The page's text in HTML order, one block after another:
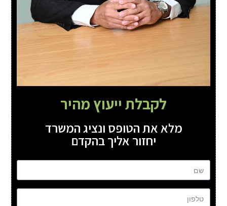
לקבלת ייעוץ מהיר
מלא את הטופס ונציג המשרד
יחזור אליך בהקדם